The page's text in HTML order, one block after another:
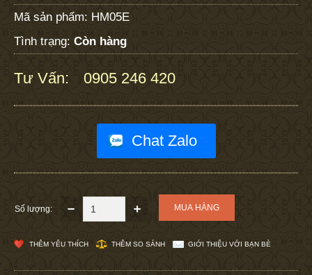
Mã sản phẩm: HM05E
Tình trạng: Còn hàng
Tư Vấn: 0905 246 420
Chat Zalo
Số lượng:
THÊM YÊU THÍCH THÊM SO SÁNH GIỚI THIỆU VỚI BẠN BÈ